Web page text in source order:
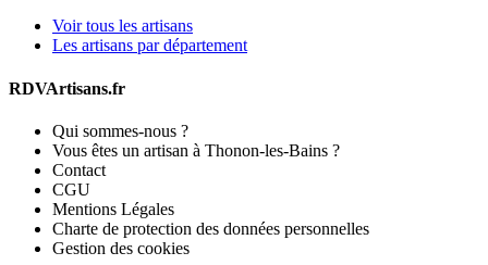
Voir tous les artisans
Les artisans par département
RDVArtisans.fr
Qui sommes-nous ?
Vous êtes un artisan à Thonon-les-Bains ?
Contact
CGU
Mentions Légales
Charte de protection des données personnelles
Gestion des cookies